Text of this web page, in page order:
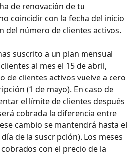
de renovación de tu
coincidir con la fecha del inicio
del número de clientes activos.
suscrito a un plan mensual
al mes el 15 de abril,
de clientes activos vuelve a cero
(1 de mayo). En caso de
el límite de clientes después
cobrada la diferencia entre
cambio se mantendrá hasta el
de la suscripción). Los meses
con el precio de la